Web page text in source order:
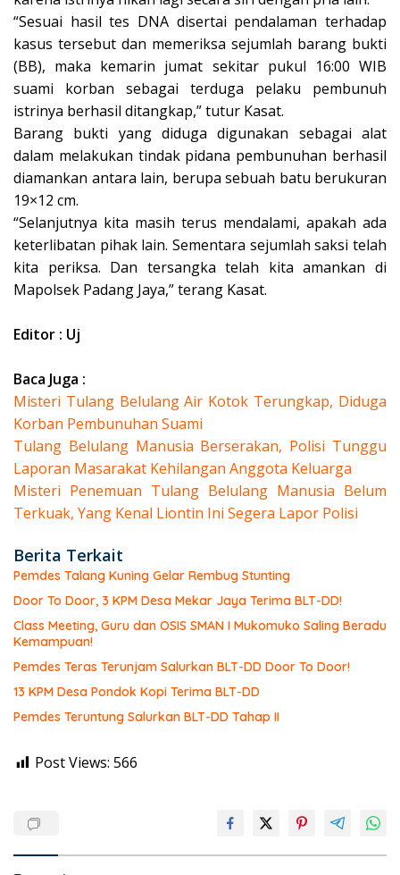
“Sesuai hasil tes DNA disertai pendalaman terhadap
kasus tersebut dan memeriksa sejumlah barang bukti
(BB), maka kemarin jumat sekitar pukul 16:00 WIB
suami korban sebagai terduga pelaku pembunuh
istrinya berhasil ditangkap,” tutur Kasat.
Barang bukti yang diduga digunakan sebagai alat
dalam melakukan tindak pidana pembunuhan berhasil
diamankan antara lain, berupa sebuah batu berukuran
19×12 cm.
“Selanjutnya kita masih terus mendalami, apakah ada
keterlibatan pihak lain. Sementara sejumlah saksi telah
kita periksa. Dan tersangka telah kita amankan di
Mapolsek Padang Jaya,” terang Kasat.
Editor : Uj
Baca Juga :
Misteri Tulang Belulang Air Kotok Terungkap, Diduga
Korban Pembunuhan Suami
Tulang Belulang Manusia Berserakan, Polisi Tunggu
Laporan Masarakat Kehilangan Anggota Keluarga
Misteri Penemuan Tulang Belulang Manusia Belum
Terkuak, Yang Kenal Liontin Ini Segera Lapor Polisi
Berita Terkait
Pemdes Talang Kuning Gelar Rembug Stunting
Door To Door, 3 KPM Desa Mekar Jaya Terima BLT-DD!
Class Meeting, Guru dan OSIS SMAN I Mukomuko Saling Beradu
Kemampuan!
Pemdes Teras Terunjam Salurkan BLT-DD Door To Door!
13 KPM Desa Pondok Kopi Terima BLT-DD
Pemdes Teruntung Salurkan BLT-DD Tahap II
Post Views: 566